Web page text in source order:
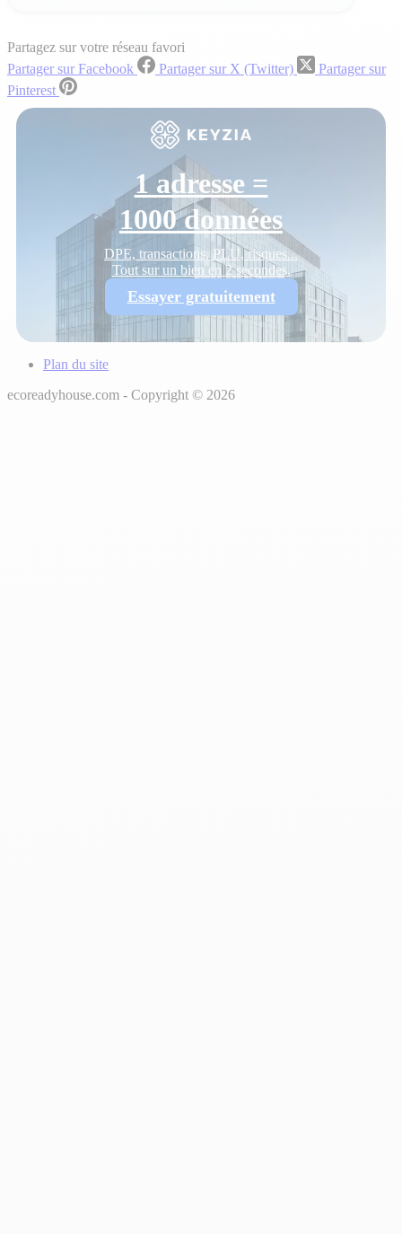
Partagez sur votre réseau favori
Partager sur Facebook
Partager sur X (Twitter)
Partager sur
Pinterest
1 adresse =
1000 données
DPE, transactions, PLU, risques...
Tout sur un bien en 2 secondes.
Essayer gratuitement
Plan du site
ecoreadyhouse.com - Copyright © 2026